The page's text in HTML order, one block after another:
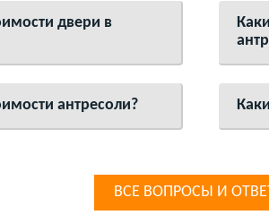
двери в
антресоли?
ВСЕ ВОПРОСЫ И